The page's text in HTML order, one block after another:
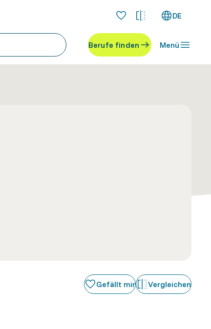
DE
Berufe finden Menü
Gefällt mir Vergleichen